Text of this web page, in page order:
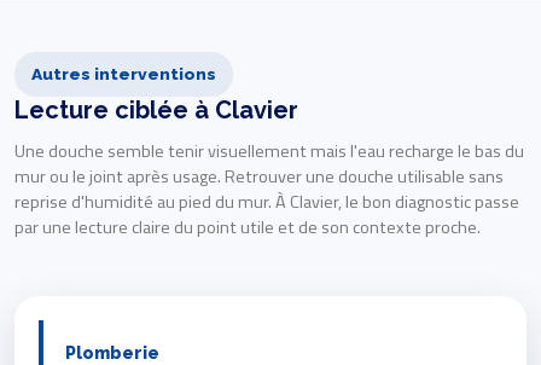
Autres interventions
Lecture ciblée à Clavier
Une douche semble tenir visuellement mais l'eau recharge le bas du
mur ou le joint après usage. Retrouver une douche utilisable sans
reprise d'humidité au pied du mur. À Clavier, le bon diagnostic passe
par une lecture claire du point utile et de son contexte proche.
Plomberie